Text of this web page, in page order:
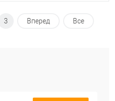
3 Вперед Все